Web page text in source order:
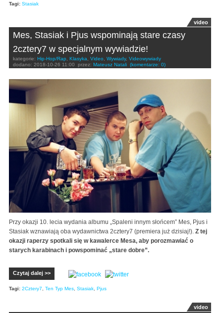
Tagi: Stasiak
video
Mes, Stasiak i Pjus wspominają stare czasy
2cztery7 w specjalnym wywiadzie!
kategorie: Hip-Hop/Rap Klasyka Video Wywiady, Videowywiady
dodano: 2018-10-26 11:00 przez: Mateusz Natali (komentarze: 0)
Przy okazji 10. lecia wydania albumu „Spaleni innym słońcem” Mes, Pjus i
Stasiak wznawiają oba wydawnictwa 2cztery7 (premiera już dzisiaj!). Z tej
okazji raperzy spotkali się w kawalerce Mesa, aby porozmawiać o
starych karabinach i powspominać „stare dobre”.
Czytaj dalej >>
Tagi: 2Cztery7 Ten Typ Mes Stasiak Pjus
video